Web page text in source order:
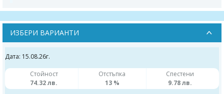
ИЗБЕРИ ВАРИАНТИ
Дата: 15.08.26г.
Стойност
74.32 лв.
Отстъпка
13 %
Спестени
9.78 лв.